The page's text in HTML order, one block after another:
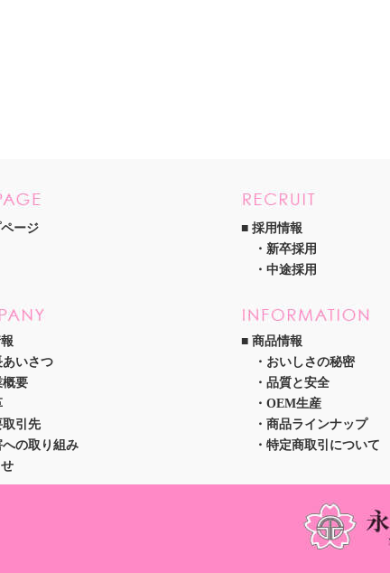
ページ
採用情報
新卒採用
中途採用
あいさつ
概要
取引先
への取り組み
商品情報
おいしさの秘密
品質と安全
OEM生産
商品ラインナップ
特定商取引について